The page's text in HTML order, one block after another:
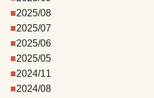
2025/08
2025/07
2025/06
2025/05
2024/11
2024/08